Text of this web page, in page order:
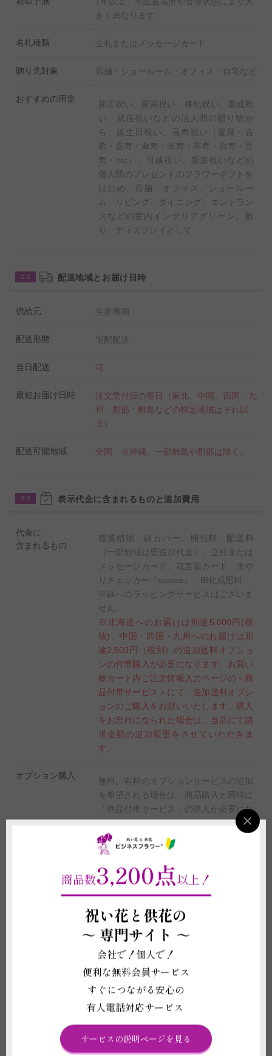
生産農家でも使われているIB化成肥料をお付けいたしま
す。
土の上に置くだけで、土を掘るなどの面倒な作業は必要
ビジネスフラワー®または提携店のスタッフがお届けに
伺います。指定場所への設置、運搬資材の撤去も行う商
品もご用意しております。
きく異なります。
名札種類 立札またはメッセージカード
贈り先対象 店舗・ショールーム・オフィス・自宅など
おすすめの用途
開店祝い、開業祝い、移転祝い、落成祝
い、就任祝いなどの法人間の贈り物か
ら、誕生日祝い、長寿祝い（還暦・古
希・喜寿・傘寿・米寿・卒寿・白寿・百
寿・etc）、引越祝い、新築祝いなどの
個人間のプレゼントのフラワーギフトを
はじめ、店舗、オフィス、ショールー
ム、リビング、ダイニング、エントラン
スなどの室内インテリアグリーン、飾
り、ディスプレイとして
2-2 配送地域とお届け日時
供給元 生産農園
配送形態 宅配配送
当日配送 可
最短お届け日時
注文受付日の翌日（東北、中国、四国、九
州、郡部・離島などの特定地域はそれ以
上）
配送可能地域 全国 ※沖縄、一部離島や郡部は除く。
2-3 表示代金に含まれるものと追加費用
代金に
含まれるもの
観葉植物、鉢カバー、梱包料、配送料
（一部地域は要追加代金）、立札または
メッセージカード、花言葉カード、水や
りチェッカー「sustee」、IB化成肥料
※鉢へのラッピングサービスはございま
せん。
※北海道へのお届けは別途5,000円(税
抜)、中国・四国・九州へのお届けは別
途2,500円（税別）の追加送料オプショ
ンの付帯購入が必要になります。お買い
物カート内ご注文情報入力ページの＜商
品付帯サービス＞にて、追加送料オプシ
ョンのご購入をお願いいたします。購入
をお忘れになられた場合は、当店にて請
求金額の追加変更をさせていただきま
す。
オプション購入
無料、有料のオプションサービスの追加
を希望される場合は、商品購入と同時に
「商品付帯サービス」の購入が必要にな
ります。
重要契約条件
(1)植物は形状や色合いが個々で異なります。デザイン、ボリューム感など
は仕入れ状況により掲載写真と差異が生じることがございます。また、札や
形状や素材等は掲載イメージ写真と差異がある場合がございます。これらイ
メージ写真と現物との違いを理由とする返品、返金、交換、その他の請求な
(2)お届け先の気温が0度を下回る場合、また、30度を超える場合は、配送中
に植物が気温の影響で傷む可能性があるため、お申し込みをお受けできない
に責任が持てないことをご了承の上で配送手配をいたします。
(3)鉢は回収しておりません。ご不要になった際は各自治体のご案内に沿っ
て破棄をしてください。
商品数3,200点以上！
祝い花と供花の
～ 専門サイト ～
会社で！個人で！
便利な無料会員サービス
すぐにつながる安心の
有人電話対応サービス
サービスの説明ページを見る